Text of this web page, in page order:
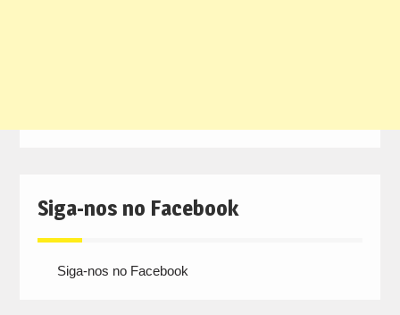
Siga-nos no Facebook
Siga-nos no Facebook